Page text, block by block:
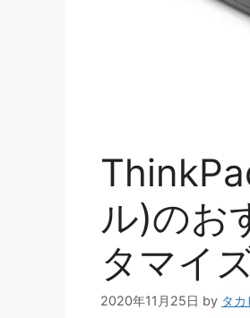
ル)のお
タマイ
2020年11月25日 by タカ